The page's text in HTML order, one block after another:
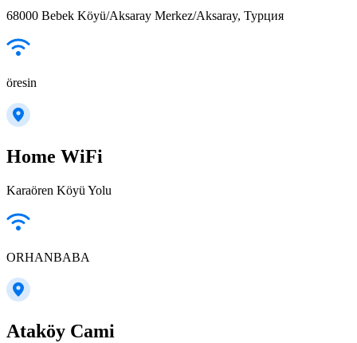
68000 Bebek Köyü/Aksaray Merkez/Aksaray, Турция
öresin
Home WiFi
Karaören Köyü Yolu
ORHANBABA
Ataköy Cami